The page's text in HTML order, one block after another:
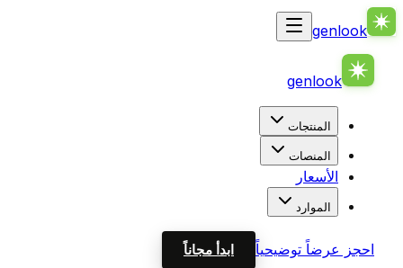
genlook
genlook
المنتجات
المنصات
الأسعار
الموارد
احجز عرضاً توضيحياً ابدأ مجاناً